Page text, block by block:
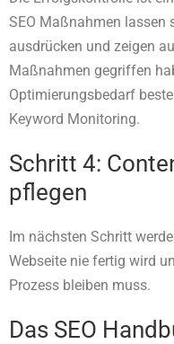
SEO Maßnahmen lassen
ausdrücken und zeigen
Maßnahmen gegriffen
Optimierungsbedarf
Keyword Monitoring.
Schritt 4:
pflegen
Im nächsten Schritt
Webseite nie fertig wird
Prozess bleiben muss.
Das SEO